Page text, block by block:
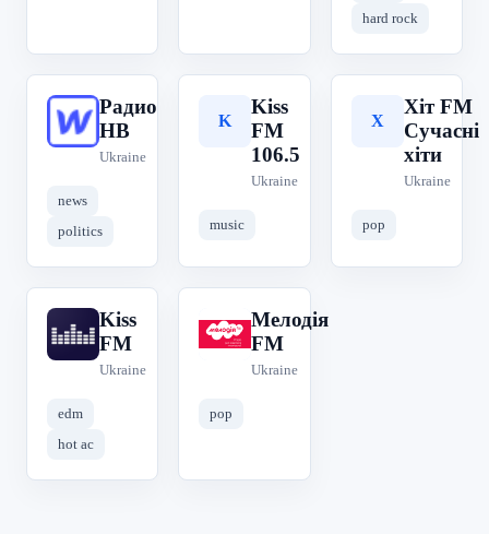
hard rock
Р
Радио
НВ
Ukraine
news
politics
K
Kiss
FM
106.5
Ukraine
music
Х
Хіт FM
Сучасні
хіти
Ukraine
pop
K
Kiss
FM
Ukraine
edm
hot ac
М
Мелодія
FM
Ukraine
pop